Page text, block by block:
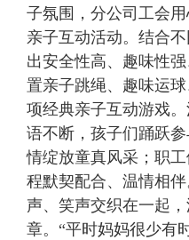
子氛围，分公司工会
亲子互动活动。结合
出安全性高、趣味性
置亲子跳绳、趣味运
项经典亲子互动游戏
语不断，孩子们踊跃
情绽放童真风采；职
程默契配合、温情相
声、笑声交织在一起
章。“平时妈妈很少有